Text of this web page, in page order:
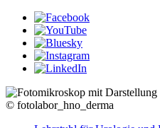
© fotolabor_hno_derma